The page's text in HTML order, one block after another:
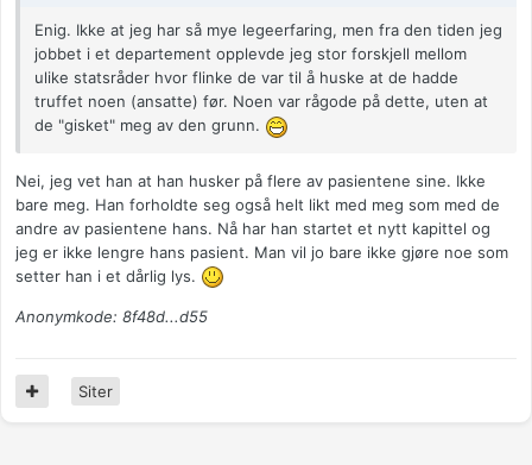
Enig. Ikke at jeg har så mye legeerfaring, men fra den tiden jeg
jobbet i et departement opplevde jeg stor forskjell mellom
ulike statsråder hvor flinke de var til å huske at de hadde
truffet noen (ansatte) før. Noen var rågode på dette, uten at
de "gisket" meg av den grunn.
Nei, jeg vet han at han husker på flere av pasientene sine. Ikke
bare meg. Han forholdte seg også helt likt med meg som med de
andre av pasientene hans. Nå har han startet et nytt kapittel og
jeg er ikke lengre hans pasient. Man vil jo bare ikke gjøre noe som
setter han i et dårlig lys.
Anonymkode: 8f48d...d55
Siter